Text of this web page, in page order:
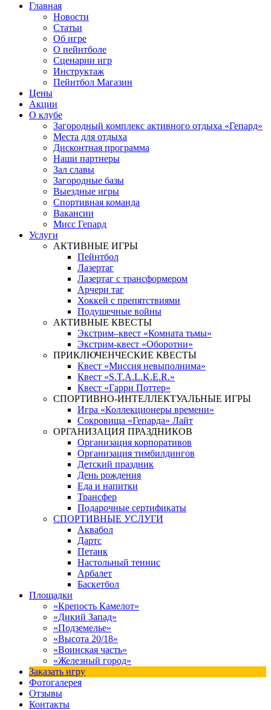
Главная
Новости
Статьи
Об игре
О пейнтболе
Сценарии игр
Инструктаж
Пейнтбол Магазин
Цены
Акции
О клубе
Загородный комплекс активного отдыха «Гепард»
Места для отдыха
Дисконтная программа
Наши партнеры
Зал славы
Загородные базы
Выездные игры
Спортивная команда
Вакансии
Мисс Гепард
Услуги
АКТИВНЫЕ ИГРЫ
Пейнтбол
Лазертаг
Лазертаг с трансформером
Арчери таг
Хоккей с препятствиями
Подушечные войны
АКТИВНЫЕ КВЕСТЫ
Экстрим–квест «Комната тьмы»
Экстрим-квест «Оборотни»
ПРИКЛЮЧЕНЧЕСКИЕ КВЕСТЫ
Квест «Миссия невыполнима»
Квест «S.T.A.L.K.E.R.»
Квест «Гарри Поттер»
СПОРТИВНО-ИНТЕЛЛЕКТУАЛЬНЫЕ ИГРЫ
Игра «Коллекционеры времени»
Сокровища «Гепарда» Лайт
ОРГАНИЗАЦИЯ ПРАЗДНИКОВ
Организация корпоративов
Организация тимбилдингов
Детский праздник
День рождения
Еда и напитки
Трансфер
Подарочные сертификаты
СПОРТИВНЫЕ УСЛУГИ
Аквабол
Дартс
Петанк
Настольный теннис
Арбалет
Баскетбол
Площадки
«Крепость Камелот»
«Дикий Запад»
«Подземелье»
«Высота 20/18»
«Воинская часть»
«Железный город»
Заказать игру
Фотогалерея
Отзывы
Контакты